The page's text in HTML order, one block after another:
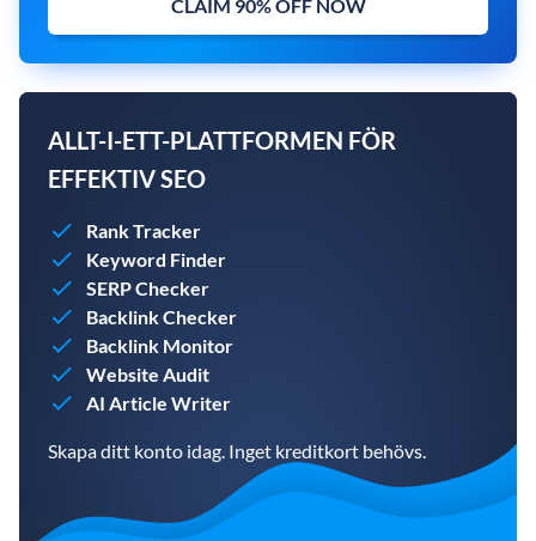
CLAIM 90% OFF NOW
ALLT-I-ETT-PLATTFORMEN FÖR
EFFEKTIV SEO
Rank Tracker
Keyword Finder
SERP Checker
Backlink Checker
Backlink Monitor
Website Audit
AI Article Writer
Skapa ditt konto idag. Inget kreditkort behövs.